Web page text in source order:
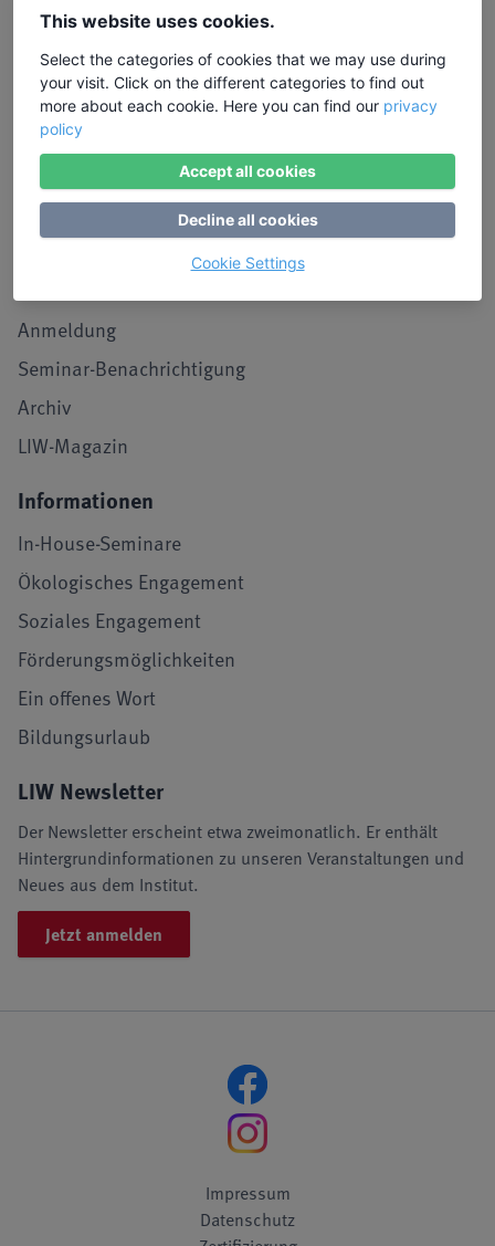
Seminarraum in Köln
LIW in den Medien
Jobs und Karriere
Referenzen / Kooperationen
Service
Kontakt, Lob und Kritik
Anmeldung
Seminar-Benachrichtigung
Archiv
LIW-Magazin
Informationen
In-House-Seminare
Ökologisches Engagement
Soziales Engagement
Förderungsmöglichkeiten
Ein offenes Wort
Bildungsurlaub
LIW Newsletter
Der Newsletter erscheint etwa zweimonatlich. Er enthält
Hintergrundinformationen zu unseren Veranstaltungen und
Neues aus dem Institut.
Jetzt anmelden
Impressum
Datenschutz
This website uses cookies.
Select the categories of cookies that we may use during
your visit. Click on the different categories to find out
more about each cookie. Here you can find our privacy
policy
Accept all cookies
Decline all cookies
Cookie Settings